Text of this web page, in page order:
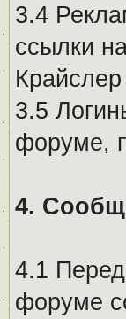
3.4
ссылки
3.5
форуме,
4.
4.1
форуме